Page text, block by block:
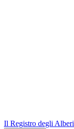
Il Registro degli Alberi